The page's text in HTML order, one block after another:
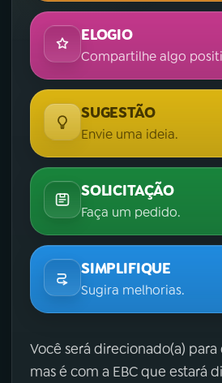
ELOGIO
Compartilhe algo
SUGESTÃO
Envie uma ideia.
SOLICITAÇÃO
Faça um pedido.
SIMPLIFIQUE
Sugira melhorias.
Você será direcionado(a) para
mas é com a EBC que estará